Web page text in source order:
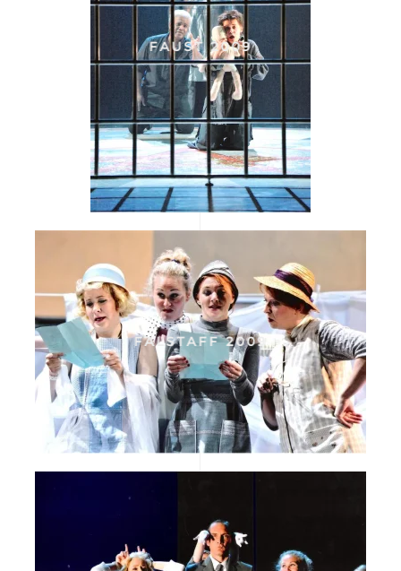
FAUST 2009
FALSTAFF 2009